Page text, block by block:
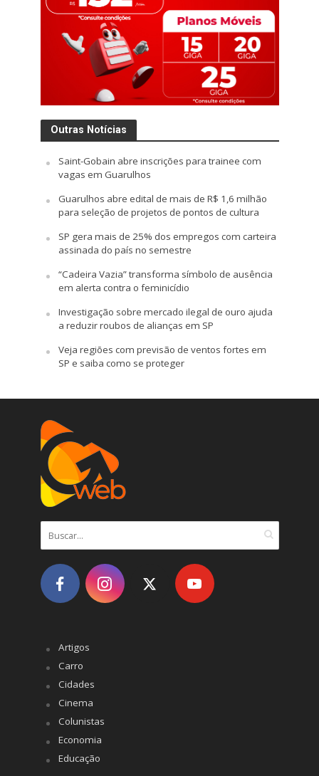
Outras Notícias
Saint-Gobain abre inscrições para trainee com
vagas em Guarulhos
Guarulhos abre edital de mais de R$ 1,6 milhão
para seleção de projetos de pontos de cultura
SP gera mais de 25% dos empregos com carteira
assinada do país no semestre
“Cadeira Vazia” transforma símbolo de ausência
em alerta contra o feminicídio
Investigação sobre mercado ilegal de ouro ajuda
a reduzir roubos de alianças em SP
Veja regiões com previsão de ventos fortes em
SP e saiba como se proteger
Artigos
Carro
Cidades
Cinema
Colunistas
Economia
Educação